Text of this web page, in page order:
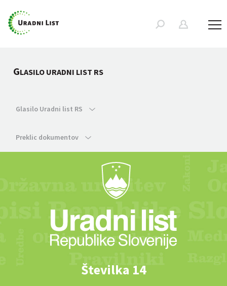
GLASILO URADNI LIST RS
Glasilo Uradni list RS
Preklic dokumentov
Številka 14